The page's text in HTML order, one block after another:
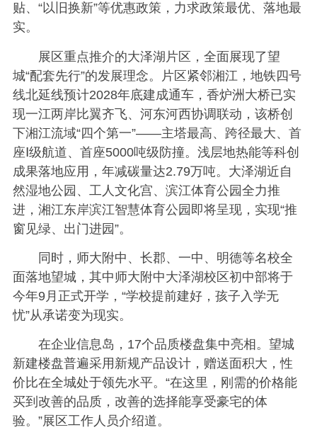
贴、“以旧换新”等优惠政策，力求政策最优、落地最
实。
展区重点推介的大泽湖片区，全面展现了望
城“配套先行”的发展理念。片区紧邻湘江，地铁四号
线北延线预计2028年底建成通车，香炉洲大桥已实
现一江两岸比翼齐飞、河东河西协调联动，该桥创
下湘江流域“四个第一”——主塔最高、跨径最大、首
座Ⅰ级航道、首座5000吨级防撞。浅层地热能等科创
成果落地应用，年减碳量达2.79万吨。大泽湖近自
然湿地公园、工人文化宫、滨江体育公园全力推
进，湘江东岸滨江智慧体育公园即将呈现，实现“推
窗见绿、出门进园”。
同时，师大附中、长郡、一中、明德等名校全
面落地望城，其中师大附中大泽湖校区初中部将于
今年9月正式开学，“学校提前建好，孩子入学无
忧”从承诺变为现实。
在企业信息岛，17个品质楼盘集中亮相。望城
新建楼盘普遍采用新规产品设计，赠送面积大，性
价比在全城处于领先水平。“在这里，刚需的价格能
买到改善的品质，改善的选择能享受豪宅的体
验。”展区工作人员介绍道。